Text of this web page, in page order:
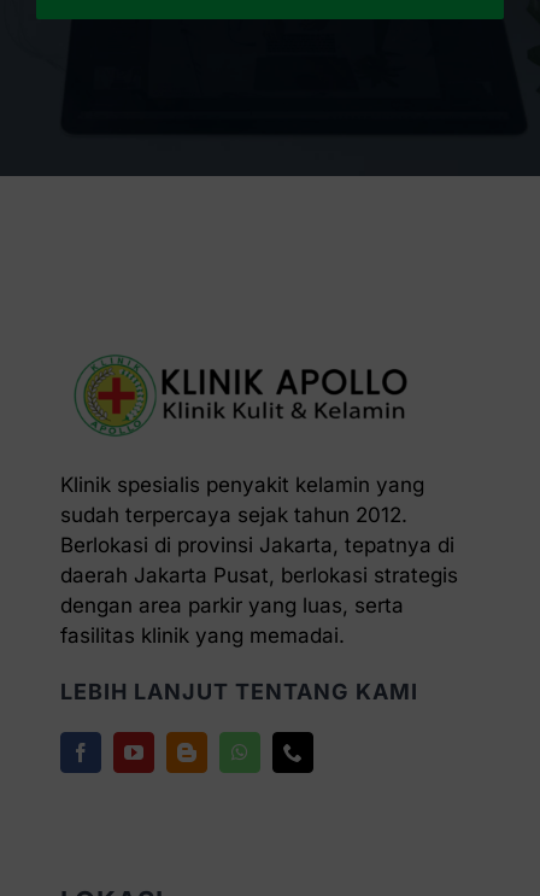
Klinik spesialis penyakit kelamin yang
sudah terpercaya sejak tahun 2012.
Berlokasi di provinsi Jakarta, tepatnya di
daerah Jakarta Pusat, berlokasi strategis
dengan area parkir yang luas, serta
fasilitas klinik yang memadai.
LEBIH LANJUT TENTANG KAMI